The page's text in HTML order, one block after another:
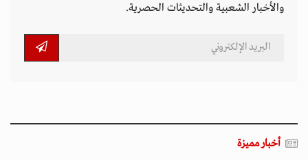
والأخبار الشعبية والتحديثات الحصرية.
أخبار مميزة